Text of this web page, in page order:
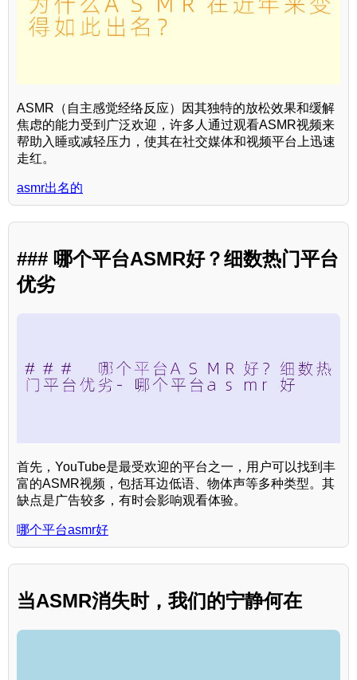
ASMR（自主感觉经络反应）因其独特的放松效果和缓解
焦虑的能力受到广泛欢迎，许多人通过观看ASMR视频来
帮助入睡或减轻压力，使其在社交媒体和视频平台上迅速
走红。
asmr出名的
### 哪个平台ASMR好？细数热门平台
优劣
首先，YouTube是最受欢迎的平台之一，用户可以找到丰
富的ASMR视频，包括耳边低语、物体声等多种类型。其
缺点是广告较多，有时会影响观看体验。
哪个平台asmr好
当ASMR消失时，我们的宁静何在